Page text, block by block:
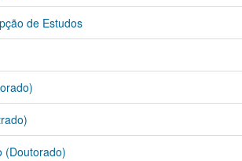
de Estudos
(Doutorado)